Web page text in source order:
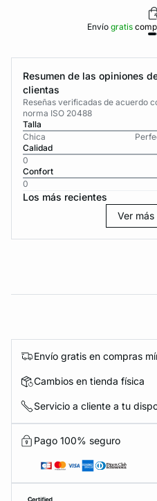
Envíogratis
Resumen de las opiniones
clientas
Reseñas verificadas de acuerdo
norma ISO 20488
Talla
Chica
Calidad
0
Confort
0
Los más recientes
Ver
Envío gratis en compras
Cambios en tienda física
Servicio a cliente a tu
Pago 100% seguro